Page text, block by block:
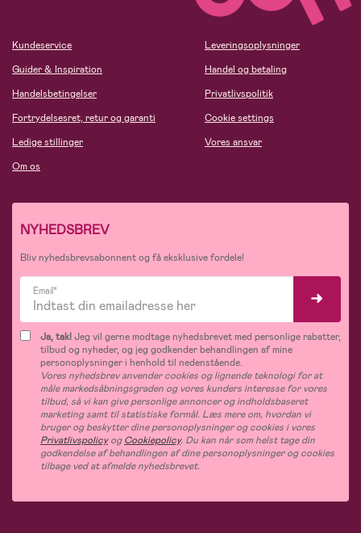
Kundeservice
Guider & Inspiration
Handelsbetingelser
Fortrydelsesret, retur og garanti
Ledige stillinger
Om os
Leveringsoplysninger
Handel og betaling
Privatlivspolitik
Cookie settings
Vores ansvar
NYHEDSBREV
Bliv nyhedsbrevsabonnent og få eksklusive fordele!
Email*
Ja, tak!Jeg vil gerne modtage nyhedsbrevet med personlige rabatter,
tilbud og nyheder, og jeg godkender behandlingen af mine
personoplysninger i henhold til nedenstående.
Vores nyhedsbrev anvender cookies og lignende teknologi for at
måle markedsåbningsgraden og vores kunders interesse for vores
tilbud, så vi kan give personlige annoncer og indholdsbaseret
marketing samt til statistiske formål. Læs mere om, hvordan vi
bruger og beskytter dine personoplysninger og cookies i vores
PrivatlivspolicyogCookiepolicy. Du kan når som helst tage din
godkendelse af behandlingen af dine personoplysninger og cookies
tilbage ved at afmelde nyhedsbrevet.